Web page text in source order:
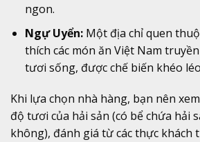
ngon.
Ngự Uyển:Một địa chỉ quen
thích các món ăn Việt Nam
tươi sống, được chế biến khéo
Khi lựa chọn nhà hàng, bạn nên
độ tươi của hải sản (có bể chứa hải
không), đánh giá từ các thực khách